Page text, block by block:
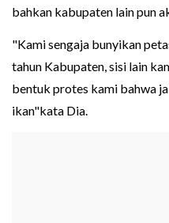
bahkan kabupaten lain pun
"Kami sengaja bunyikan
tahun Kabupaten, sisi lain
bentuk protes kami bahwa
ikan"kata Dia.